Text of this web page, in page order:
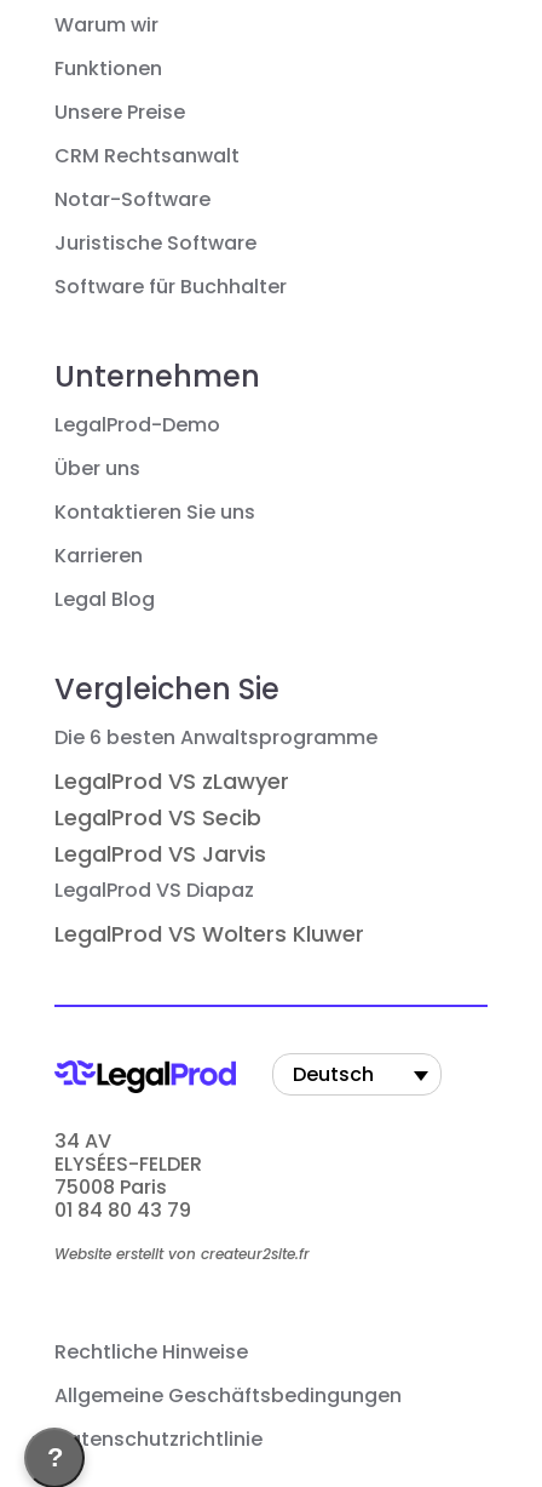
Warum wir
Funktionen
Unsere Preise
CRM Rechtsanwalt
Notar-Software
Juristische Software
Software für Buchhalter
Unternehmen
LegalProd-Demo
Über uns
Kontaktieren Sie uns
Karrieren
Legal Blog
Vergleichen Sie
Die 6 besten Anwaltsprogramme
LegalProd VS zLawyer
LegalProd VS Secib
LegalProd VS Jarvis
LegalProd VS Diapaz
LegalProd VS Wolters Kluwer
34 AV
ELYSÉES-FELDER
75008 Paris
01 84 80 43 79
Website erstellt von createur2site.fr
Deutsch
Rechtliche Hinweise
Allgemeine Geschäftsbedingungen
Datenschutzrichtlinie
?